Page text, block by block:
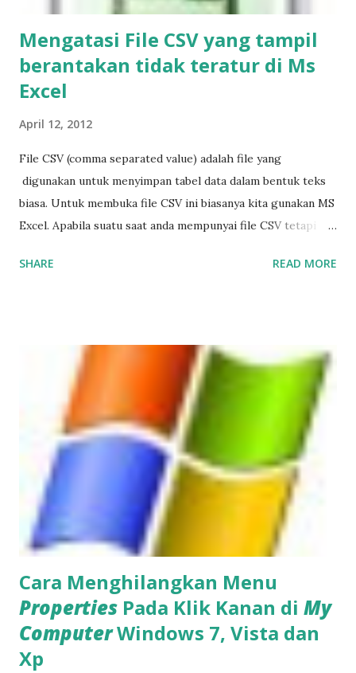
Mengatasi File CSV yang tampil
berantakan tidak teratur di Ms
Excel
April 12, 2012
File CSV (comma separated value) adalah file yang
digunakan untuk menyimpan tabel data dalam bentuk teks
biasa. Untuk membuka file CSV ini biasanya kita gunakan MS
Excel. Apabila suatu saat anda mempunyai file CSV tetapi
( hanya deretan teks yang tidak teratur dan tabelnya tidak
SHARE READ MORE
Cara Menghilangkan Menu
Properties Pada Klik Kanan di My
ComputerWindows 7, Vista dan
Xp